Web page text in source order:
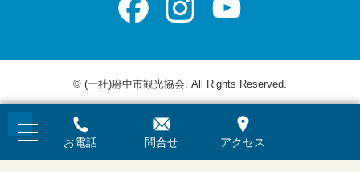
Facebook Instagram
© (一社)府中市観光協会. All Rights Reserved.
お電話 問合せ アクセス